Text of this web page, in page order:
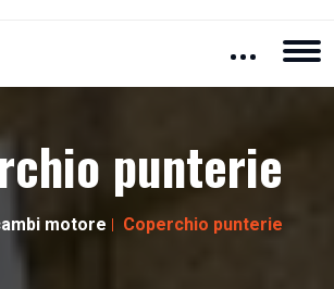
punterie
motore Coperchio punterie